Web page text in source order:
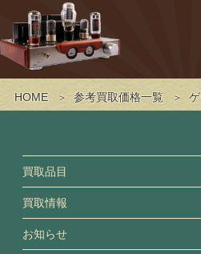
HOME 参考買取価格一覧
買取品目
買取情報
お知らせ